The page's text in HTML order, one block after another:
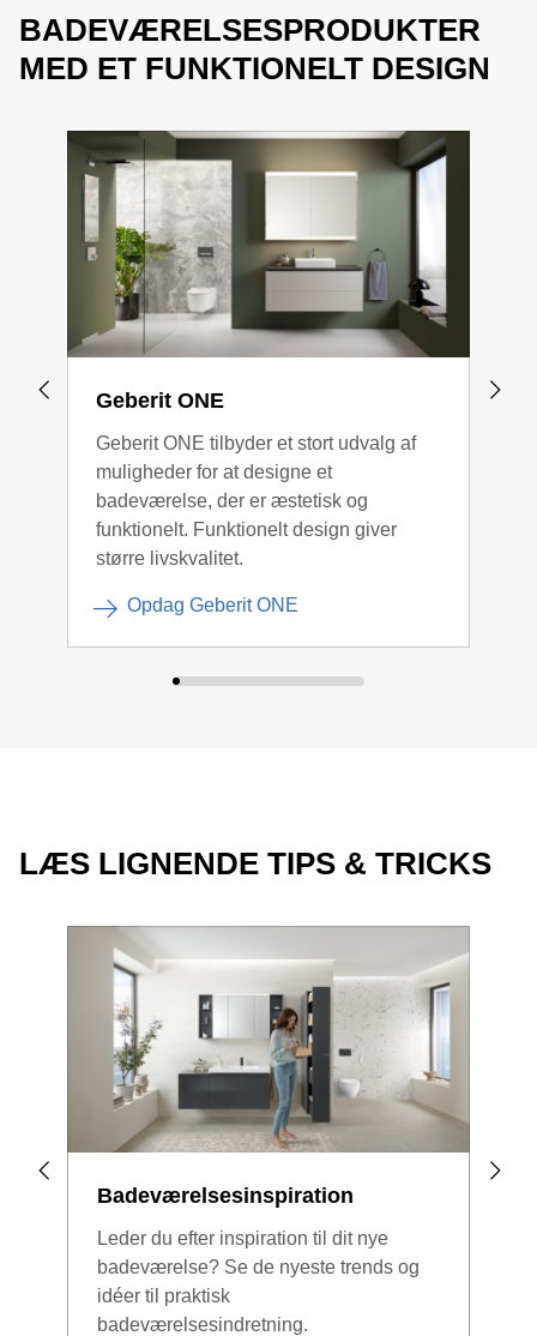
BADEVÆRELSESPRODUKTER
MED ET FUNKTIONELT DESIGN
Geberit ONE
Geberit ONE tilbyder et stort udvalg af
muligheder for at designe et
badeværelse, der er æstetisk og
funktionelt. Funktionelt design giver
større livskvalitet.
Opdag Geberit ONE
LÆS LIGNENDE TIPS & TRICKS
Badeværelsesinspiration
Leder du efter inspiration til dit nye
badeværelse? Se de nyeste trends og
idéer til praktisk
badeværelsesindretning.